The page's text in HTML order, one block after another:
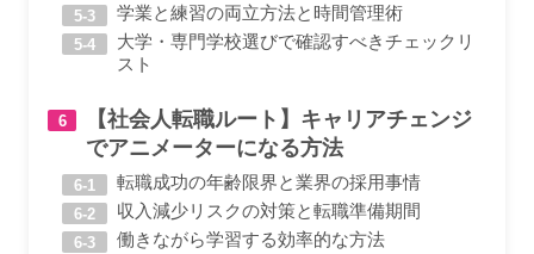
学業と練習の両立方法と時間管理術
大学・専門学校選びで確認すべきチェックリ
スト
【社会人転職ルート】キャリアチェンジ
でアニメーターになる方法
転職成功の年齢限界と業界の採用事情
収入減少リスクの対策と転職準備期間
働きながら学習する効率的な方法